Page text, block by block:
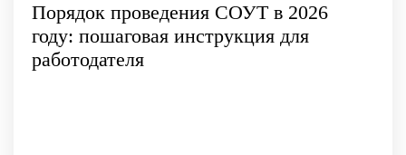
Порядок проведения СОУТ в 2026
году: пошаговая инструкция для
работодателя